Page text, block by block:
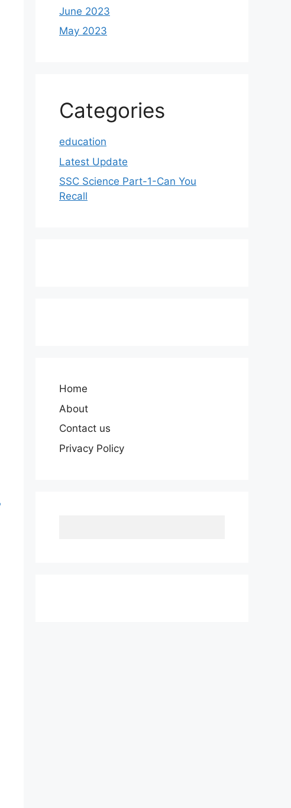
June 2023
May 2023
Categories
education
Latest Update
SSC Science Part-1-Can You
Recall
Home
About
Contact us
Privacy Policy